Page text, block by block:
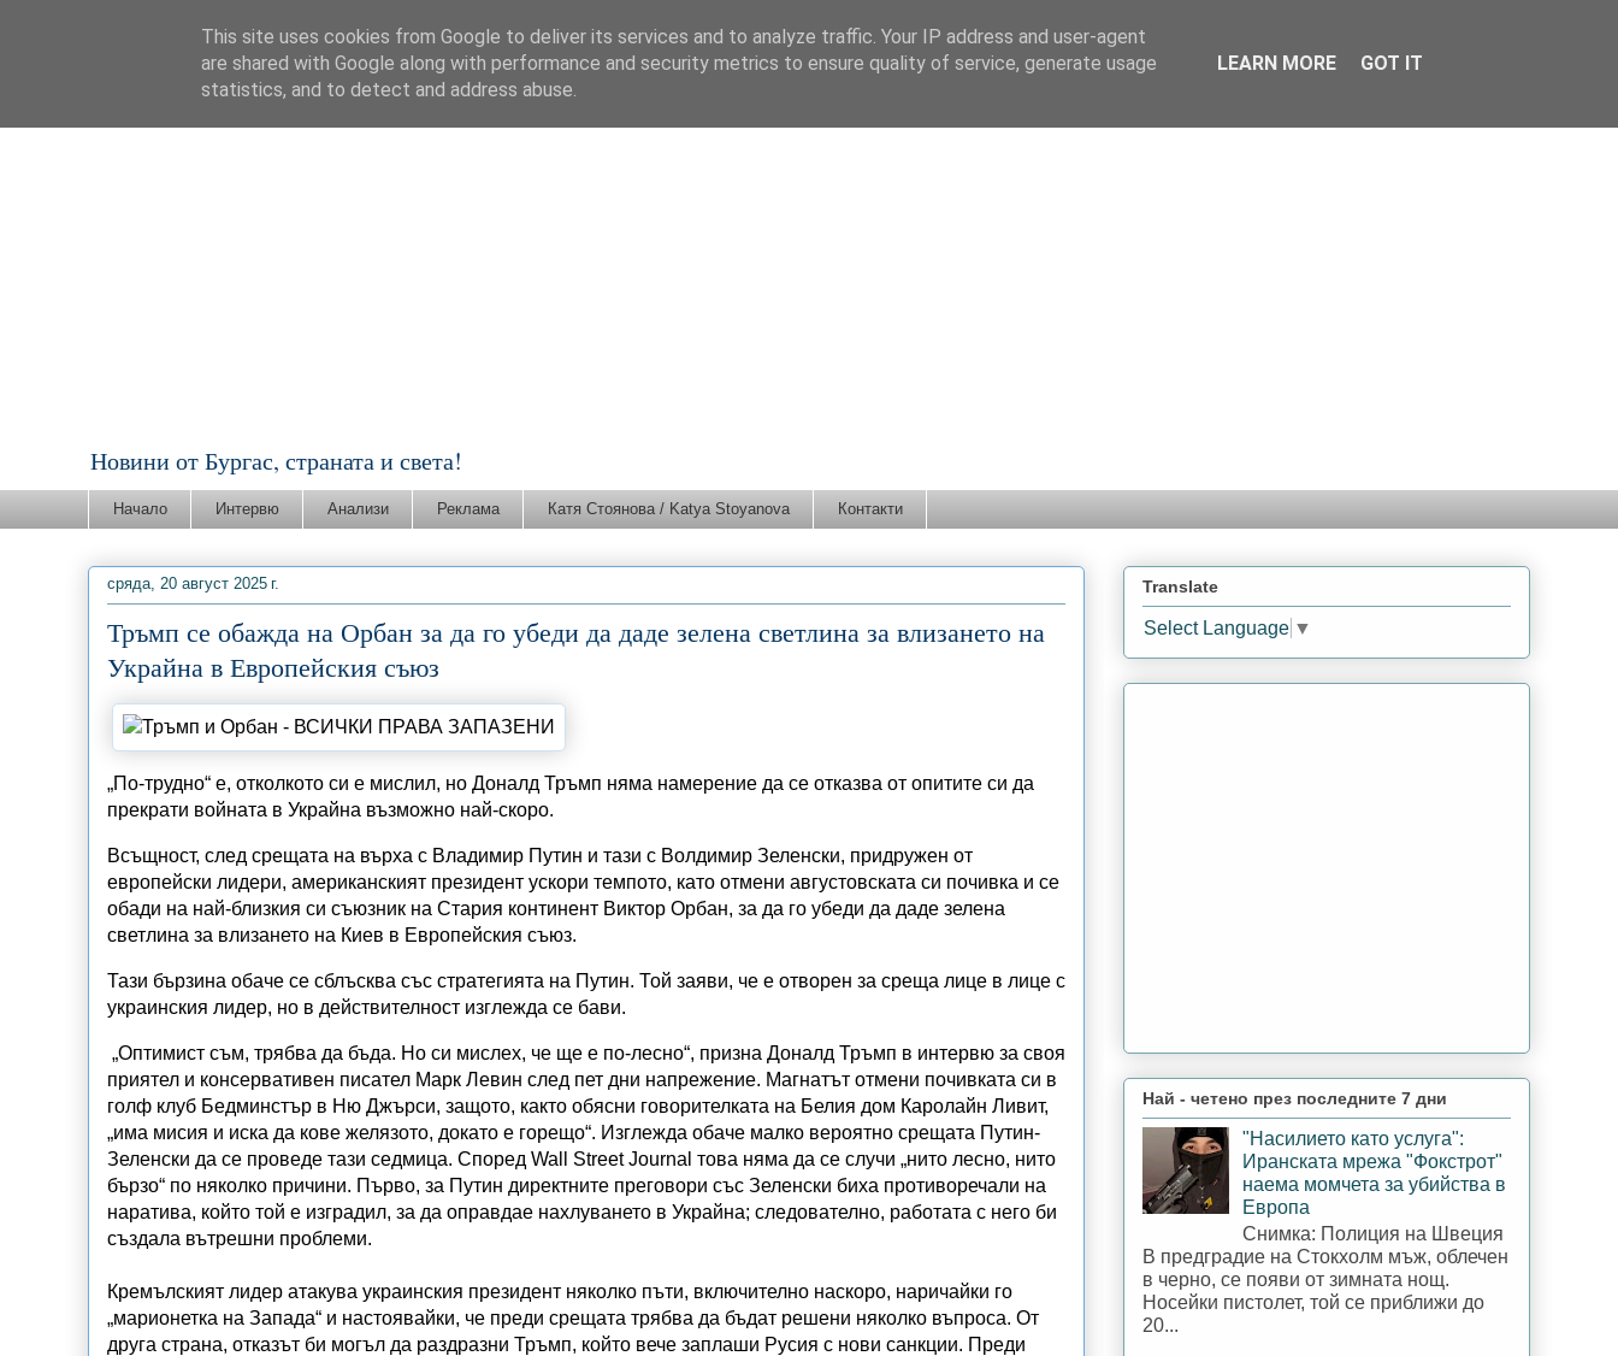
Новини от Бургас, страната и света!
Начало Интервю Анализи Реклама Катя Стоянова / Katya Stoyanova Контакти
сряда, 20 август 2025 г.
Тръмп се обажда на Орбан за да го убеди да даде зелена светлина за влизането на
Украйна в Европейския съюз
„По-трудно“ е, отколкото си е мислил, но Доналд Тръмп няма намерение да се отказва от опитите си да
прекрати войната в Украйна възможно най-скоро.
Всъщност, след срещата на върха с Владимир Путин и тази с Волдимир Зеленски, придружен от
европейски лидери, американският президент ускори темпото, като отмени августовската си почивка и се
обади на най-близкия си съюзник на Стария континент Виктор Орбан, за да го убеди да даде зелена
светлина за влизането на Киев в Европейския съюз.
Тази бързина обаче се сблъсква със стратегията на Путин. Той заяви, че е отворен за среща лице в лице с
украинския лидер, но в действителност изглежда се бави.
„Оптимист съм, трябва да бъда. Но си мислех, че ще е по-лесно“, призна Доналд Тръмп в интервю за своя
приятел и консервативен писател Марк Левин след пет дни напрежение. Магнатът отмени почивката си в
голф клуб Бедминстър в Ню Джърси, защото, както обясни говорителката на Белия дом Каролайн Ливит,
„има мисия и иска да кове желязото, докато е горещо“. Изглежда обаче малко вероятно срещата Путин-
Зеленски да се проведе тази седмица. Според Wall Street Journal това няма да се случи „нито лесно, нито
бързо“ по няколко причини. Първо, за Путин директните преговори със Зеленски биха противоречали на
наратива, който той е изградил, за да оправдае нахлуването в Украйна; следователно, работата с него би
създала вътрешни проблеми.
Кремълският лидер атакува украинския президент няколко пъти, включително наскоро, наричайки го
„марионетка на Запада“ и настоявайки, че преди срещата трябва да бъдат решени няколко въпроса. От
друга страна, отказът би могъл да раздразни Тръмп, който вече заплаши Русия с нови санкции. Преди
Translate
Select Language ▼
Най - четено през последните 7 дни
"Насилието като услуга":
Иранската мрежа "Фокстрот"
наема момчета за убийства в
Европа
Снимка: Полиция на Швеция
В предградие на Стокхолм мъж, облечен
в черно, се появи от зимната нощ.
Носейки пистолет, той се приближи до
20...
This site uses cookies from Google to deliver its services and to analyze traffic. Your IP address and user-agent
are shared with Google along with performance and security metrics to ensure quality of service, generate usage
statistics, and to detect and address abuse.
LEARN MORE GOT IT